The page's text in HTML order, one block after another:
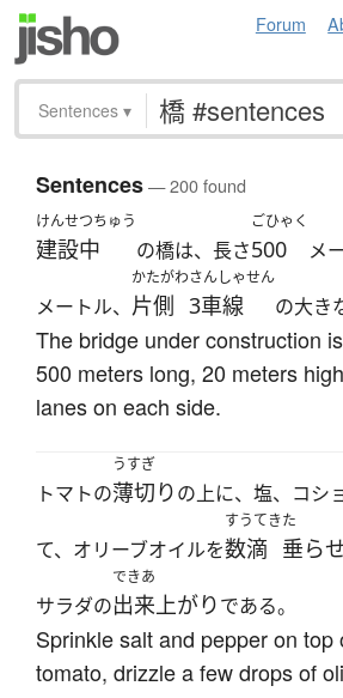
Forum
Sentences ▾
Sentences— 200 found
けんせつちゅう
建設中 の橋は、長さ
ごひゃく
500 メ
メートル、
かたがわ
片側
さんしゃせん
3車線 の大き
The bridge under construction
500 meters long, 20 meters
lanes on each side.
トマトの
うすぎ
薄切りの上に、塩、コシ
て、オリーブオイルを
すうてき
数滴
た
垂ら
サラダの
できあ
出来上がりである。
Sprinkle salt and pepper on top
tomato, drizzle a few drops of